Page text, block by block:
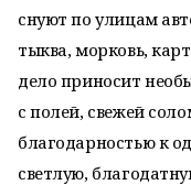
снуют по улицам
тыква, морковь,
дело приносит
с полей, свежей
благодарностью к
светлую,